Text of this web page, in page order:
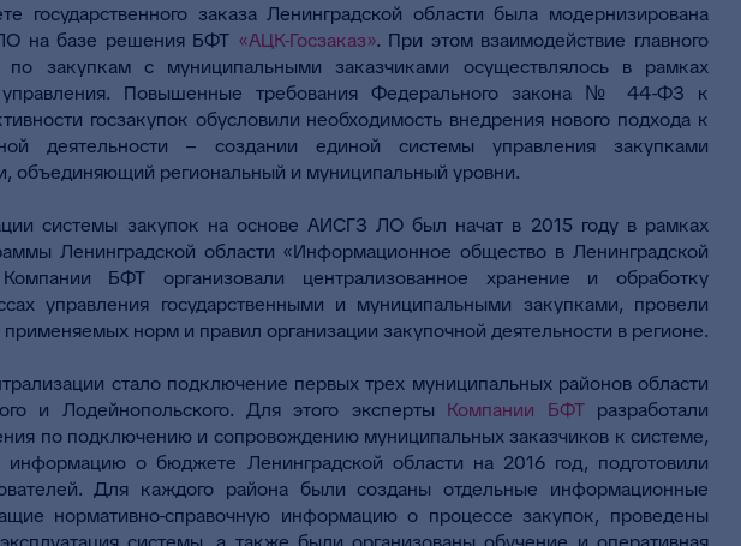
государственного заказа Ленинградской области была модернизирована
на базе решения БФТ «АЦК-Госзаказ». При этом взаимодействие главного
по закупкам с муниципальными заказчиками осуществлялось в рамках
управления. Повышенные требования Федерального закона № 44-ФЗ к
госзакупок обусловили необходимость внедрения нового подхода к
деятельности – создании единой системы управления закупками
объединяющий региональный и муниципальный уровни.
системы закупок на основе АИСГЗ ЛО был начат в 2015 году в рамках
Ленинградской области «Информационное общество в Ленинградской
БФТ организовали централизованное хранение и обработку
управления государственными и муниципальными закупками, провели
норм и правил организации закупочной деятельности в регионе.
стало подключение первых трех муниципальных районов области
и Лодейнопольского. Для этого эксперты Компании БФТразработали
по подключению и сопровождению муниципальных заказчиков к системе,
информацию о бюджете Ленинградской области на 2016 год, подготовили
Для каждого района были созданы отдельные информационные
нормативно-справочную информацию о процессе закупок, проведены